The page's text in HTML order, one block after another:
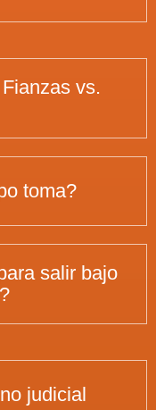
vs.
toma?
salir bajo
judicial